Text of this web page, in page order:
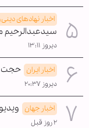
اخبار نهادهای
سیدعبدالرحیم
دیروز ۱۳:۱۱
اخبار ایران حجت
دیروز ۲۰:۳۷
اخبار جهان
۲ روز قبل